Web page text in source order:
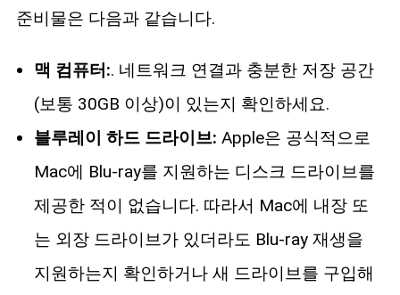
준비물은 다음과 같습니다.
맥 컴퓨터:. 네트워크 연결과 충분한 저장 공간
(보통 30GB 이상)이 있는지 확인하세요.
블루레이 하드 드라이브: Apple은 공식적으로
Mac에 Blu-ray를 지원하는 디스크 드라이브를
제공한 적이 없습니다. 따라서 Mac에 내장 또
는 외장 드라이브가 있더라도 Blu-ray 재생을
지원하는지 확인하거나 새 드라이브를 구입해